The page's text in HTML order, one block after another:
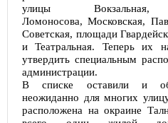
улицы Вокзальная,
Ломоносова, Московская,
Советская, площади
и Театральная. Теперь их
утвердить специальным
администрации.
В списке оставили и
неожиданно для многих
расположена на окраине